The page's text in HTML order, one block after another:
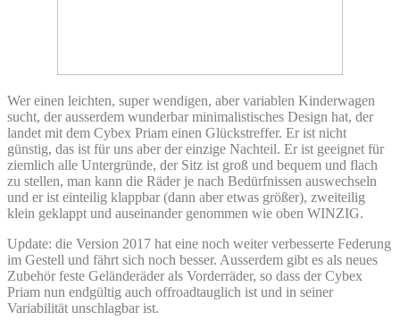
Wer einen leichten, super wendigen, aber variablen Kinderwagen
sucht, der ausserdem wunderbar minimalistisches Design hat, der
landet mit dem Cybex Priam einen Glückstreffer. Er ist nicht
günstig, das ist für uns aber der einzige Nachteil. Er ist geeignet für
ziemlich alle Untergründe, der Sitz ist groß und bequem und flach
zu stellen, man kann die Räder je nach Bedürfnissen auswechseln
und er ist einteilig klappbar (dann aber etwas größer), zweiteilig
klein geklappt und auseinander genommen wie oben WINZIG.
Update: die Version 2017 hat eine noch weiter verbesserte Federung
im Gestell und fährt sich noch besser. Ausserdem gibt es als neues
Zubehör feste Geländeräder als Vorderräder, so dass der Cybex
Priam nun endgültig auch offroadtauglich ist und in seiner
Variabilität unschlagbar ist.